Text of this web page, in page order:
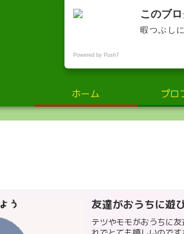
小さな輝き、
小さな輝き
ホーム プロ
友達がおうちに遊
テツやモモがおうちに
このブ
暇つぶし
Powered by Push7